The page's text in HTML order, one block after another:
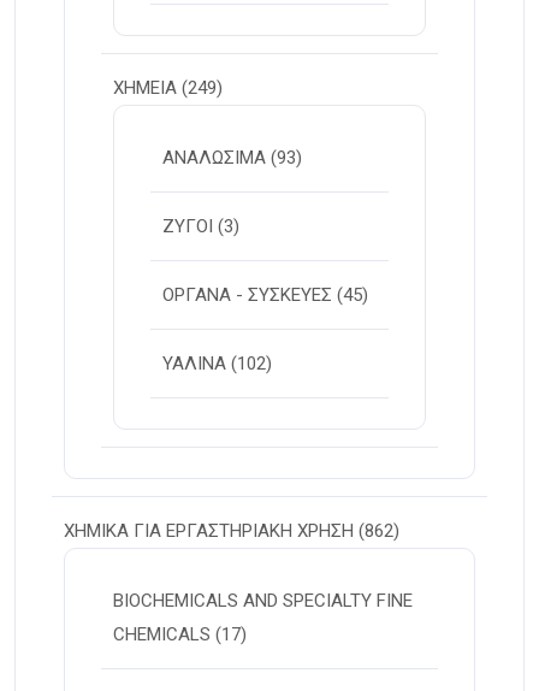
ΧΗΜΕΙΑ (249)
ΑΝΑΛΩΣΙΜΑ (93)
ΖΥΓΟΙ (3)
ΟΡΓΑΝΑ - ΣΥΣΚΕΥΕΣ (45)
ΥΑΛΙΝΑ (102)
ΧΗΜΙΚΑ ΓΙΑ ΕΡΓΑΣΤΗΡΙΑΚΗ ΧΡΗΣΗ (862)
BIOCHEMICALS AND SPECIALTY FINE
CHEMICALS (17)